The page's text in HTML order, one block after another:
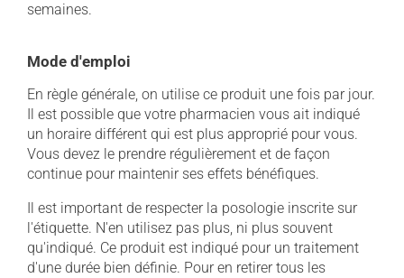
semaines.
Mode d'emploi
En règle générale, on utilise ce produit une fois par jour.
Il est possible que votre pharmacien vous ait indiqué
un horaire différent qui est plus approprié pour vous.
Vous devez le prendre régulièrement et de façon
continue pour maintenir ses effets bénéfiques.
Il est important de respecter la posologie inscrite sur
l'étiquette. N'en utilisez pas plus, ni plus souvent
qu'indiqué. Ce produit est indiqué pour un traitement
d'une durée bien définie. Pour en retirer tous les